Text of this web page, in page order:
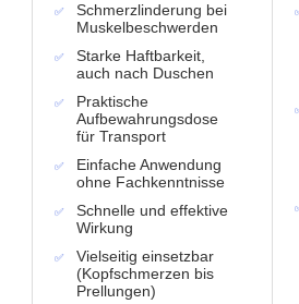
Schmerzlinderung bei
Muskelbeschwerden
Starke Haftbarkeit,
auch nach Duschen
Praktische
Aufbewahrungsdose
für Transport
Einfache Anwendung
ohne Fachkenntnisse
Schnelle und effektive
Wirkung
Vielseitig einsetzbar
(Kopfschmerzen bis
Prellungen)